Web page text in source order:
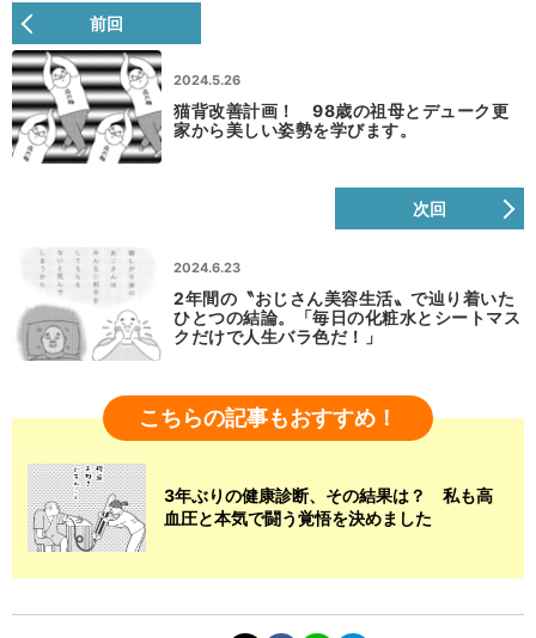
前回
2024.5.26
猫背改善計画！ 98歳の祖母とデューク更
家から美しい姿勢を学びます。
次回
2024.6.23
2年間の〝おじさん美容生活〟で辿り着いた
ひとつの結論。「毎日の化粧水とシートマス
クだけで人生バラ色だ！」
こちらの記事もおすすめ！
3年ぶりの健康診断、その結果は？ 私も高
血圧と本気で闘う覚悟を決めました